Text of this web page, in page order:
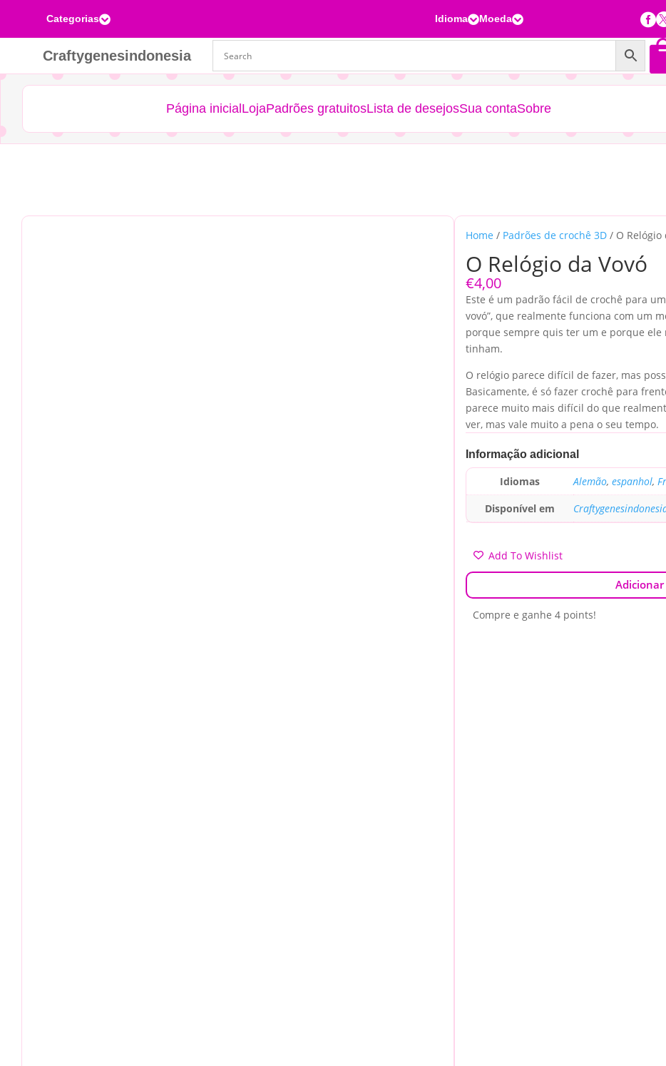
Categorias IdiomaMoeda 
Craftygenesindonesia
Página inicial LojaPadrões gratuitosLista de desejosSua contaSobre
Home / Padrões de crochê 3D/ O Relógio
O Relógio da Vovó
€4,00
Este é um padrão fácil de crochê para
vovó”, que realmente funciona com um
porque sempre quis ter um e porque ele
tinham.
O relógio parece difícil de fazer, mas
Basicamente, é só fazer crochê para
parece muito mais difícil do que
ver, mas vale muito a pena o seu tempo.
Informação adicional
Idiomas Alemão, espanhol,
Disponível em
Add To Wishlist
Compre e ganhe 4 points!